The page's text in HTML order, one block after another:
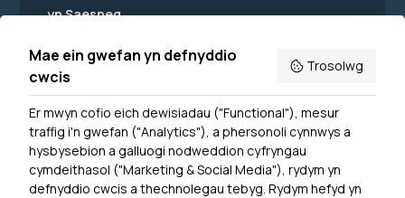
Dewislen Troedyn
Newyddion
yn Saesneg.
Powered by Translate
Mae ein gwefan yn defnyddio
cwcis
Trosolwg
Er mwyn cofio eich dewisiadau ("Functional"), mesur
traffig i'n gwefan ("Analytics"), a phersonoli cynnwys a
hysbysebion a galluogi nodweddion cyfryngau
cymdeithasol ("Marketing & Social Media"), rydym yn
defnyddio cwcis a thechnolegau tebyg. Rydym hefyd yn